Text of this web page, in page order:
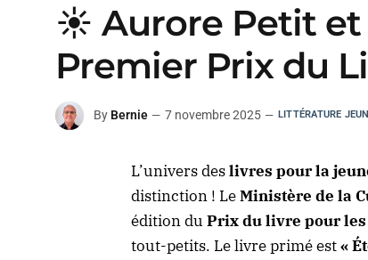
☀️ Aurore Petit et
Premier Prix du
By Bernie 7 novembre 2025 LITTÉRATURE
L’univers deslivres pour la
distinction ! LeMinistère de la
édition du Prix du livre pour les
tout-petits. Le livre primé est«